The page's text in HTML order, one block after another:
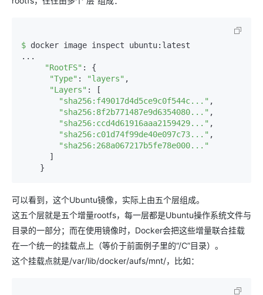
$ docker image inspect ubuntu:latest
...
"RootFS" : {
"Type" : "layers" ,
"Layers" : [
"sha256:f49017d4d5ce9c0f544c..." ,
"sha256:8f2b771487e9d6354080..." ,
"sha256:ccd4d61916aaa2159429..." ,
"sha256:c01d74f99de40e097c73..." ,
"sha256:268a067217b5fe78e000..."
    }
可以看到，这个Ubuntu镜像，实际上由五个层组成。
这五个层就是五个增量rootfs，每一层都是Ubuntu操作系统文件与
目录的一部分；而在使用镜像时，Docker会把这些增量联合挂载
在一个统一的挂载点上（等价于前面例子里的“/C”目录）。
这个挂载点就是/var/lib/docker/aufs/mnt/，比如：